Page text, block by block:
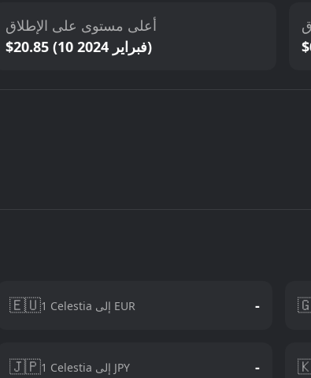
أعلى مستوى على الإطلاق
$20.85 (10 فبراير 2024)
🇪🇺 1 Celestia إلى EUR -
🇯🇵 1 Celestia إلى JPY -